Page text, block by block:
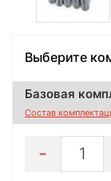
Выберите
Базовая
Состав
1